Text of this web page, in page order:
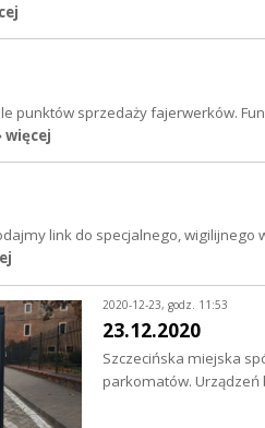
punktów sprzedaży fajerwerków.
więcej
link do specjalnego,
2020-12-23, godz. 11:53
23.12.2020
Szczecińska miejska
parkomatów.